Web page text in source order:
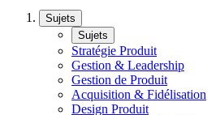
Sujets
Sujets
Stratégie Produit
Gestion & Leadership
Gestion de Produit
Acquisition & Fidélisation
Design Produit